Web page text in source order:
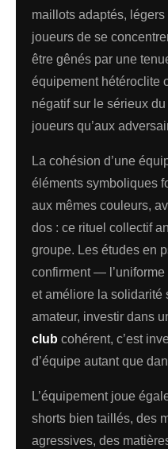
maillots adaptés,
joueurs de se
être gênés par une
équipement hétéroclite
négatif sur le sérieux
joueurs qu’aux
La cohésion d’une
éléments symboliques
aux mêmes couleurs,
dos : ce rituel collectif
groupe. Les études en
confirment — l’uniforme
et améliore la solidarité
amateur, investir dans
club cohérent, c’est
d’équipe autant que
L’équipement joue
shorts bien taillés, des
agressives, des